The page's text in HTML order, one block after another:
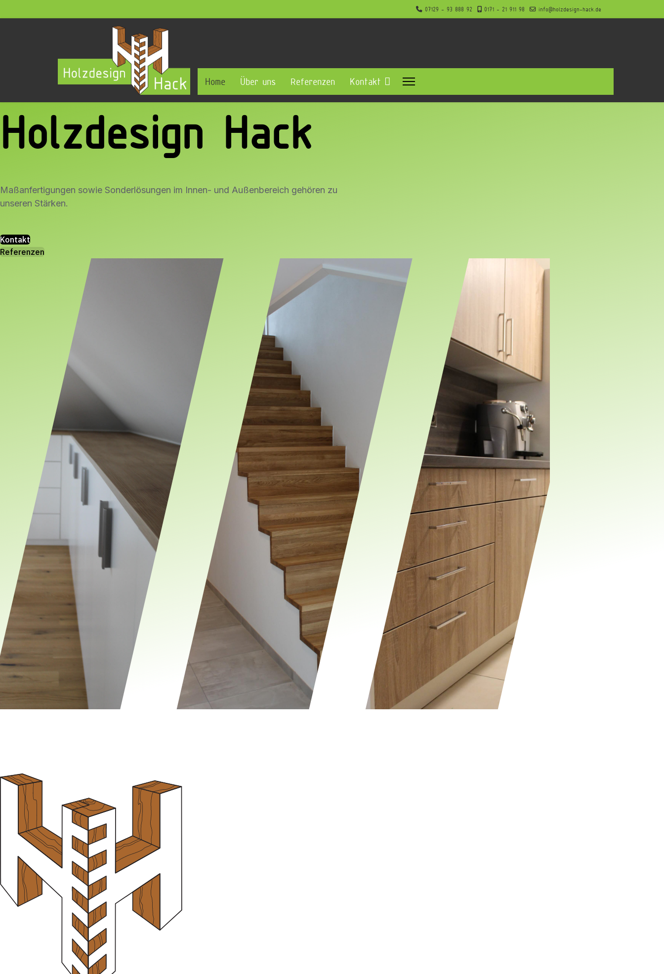
07129 - 93 888 92 0171 - 21 911 98 info@holzdesign-hack.de
Home Über uns Referenzen Kontakt
Holzdesign Hack
Maßanfertigungen sowie Sonderlösungen im Innen- und Außenbereich gehören zu
unseren Stärken.
Kontakt
Referenzen